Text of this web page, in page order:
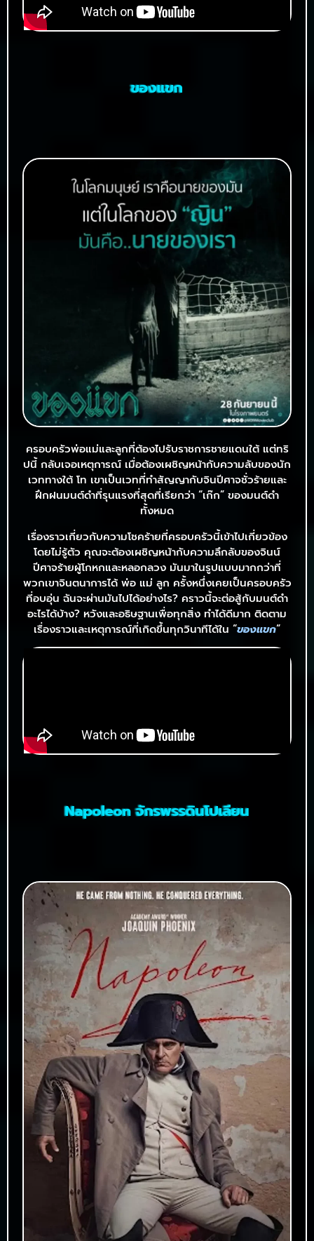
ของแขก
ครอบครัวพ่อแม่และลูกที่ต้องไปรับราชการชายแดนใต้ แต่ทริ
ปนี้ กลับเจอเหตุการณ์ เมื่อต้องเผชิญหน้ากับความลับของนัก
เวททางใต้ โท เขาเป็นเวทที่ทำสัญญากับจินปีศาจชั่วร้ายและ
ฝึกฝนมนต์ดำที่รุนแรงที่สุดที่เรียกว่า “เก๊ก” ของมนต์ดำ
ทั้งหมด
เรื่องราวเกี่ยวกับความโชคร้ายที่ครอบครัวนี้เข้าไปเกี่ยวข้อง
โดยไม่รู้ตัว คุณจะต้องเผชิญหน้ากับความลึกลับของจินน์
ปีศาจร้ายผู้โกหกและหลอกลวง มันมาในรูปแบบมากกว่าที่
พวกเขาจินตนาการได้ พ่อ แม่ ลูก ครั้งหนึ่งเคยเป็นครอบครัว
ที่อบอุ่น ฉันจะผ่านมันไปได้อย่างไร? คราวนี้จะต่อสู้กับมนต์ดำ
อะไรได้บ้าง? หวังและอธิษฐานเพื่อทุกสิ่ง ทำได้ดีมาก ติดตาม
เรื่องราวและเหตุการณ์ที่เกิดขึ้นทุกวินาทีได้ใน “ของแขก“
Napoleon จักรพรรดินโปเลียน